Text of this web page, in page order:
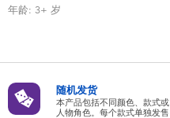
夏日
电池
年龄: 3+ 岁
随机发货
本产品包括不同颜色、款式或
人物角色。每个款式单独发售